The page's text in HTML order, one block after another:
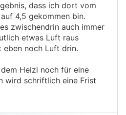
dass ich dort vom
4,5 gekommen bin.
zwischendrin auch immer
etwas Luft raus
eben noch Luft drin.
Heizi noch für eine
wird schriftlich eine Frist